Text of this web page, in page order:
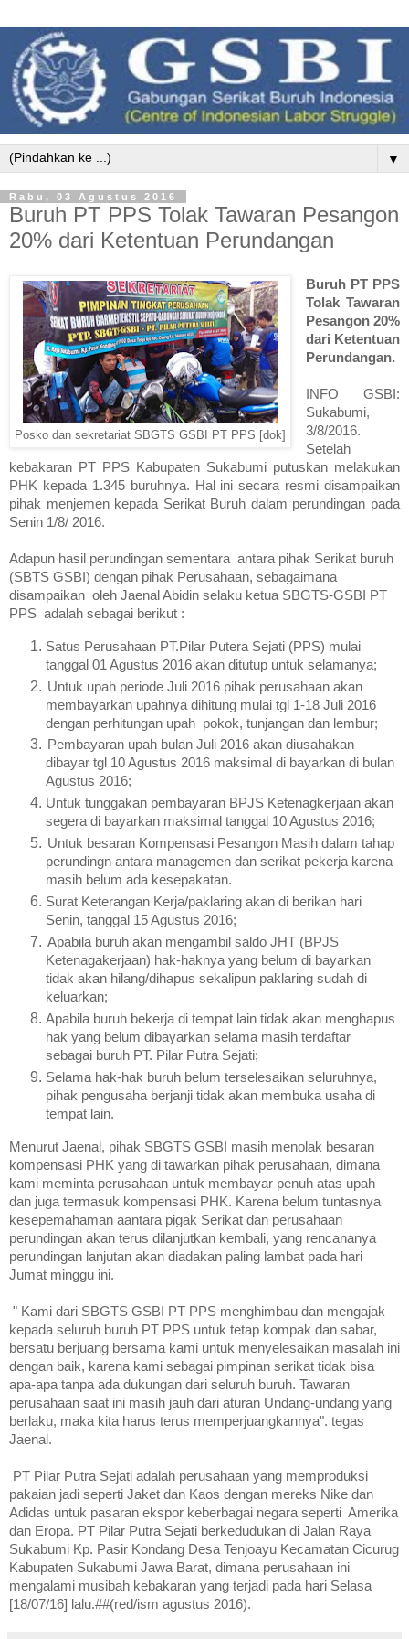
▼
Rabu, 03 Agustus 2016
Buruh PT PPS Tolak Tawaran Pesangon
20% dari Ketentuan Perundangan
Posko dan sekretariat SBGTS GSBI PT PPS [dok]
Buruh PT PPS
Tolak Tawaran
Pesangon 20%
dari Ketentuan
Perundangan.
INFO GSBI:
Sukabumi,
3/8/201 6.
Setelah
kebakaran PT PPS Kabupaten Sukabumi putuskan melakukan
PHK kepada 1.345 buruhnya. Hal ini secara resmi disampaikan
pihak menjemen kepada Serikat Buruh dalam perundingan pada
Senin 1/8/ 2016.
Adapun hasil perundingan sementara antara pihak Serikat buruh
(SBTS GSBI) dengan pihak Perusahaan, sebagaimana
disampaikan oleh Jaenal Abidin selaku ketua SBGTS-GSBI PT
PPS adalah sebagai berikut :
Satus Perusahaan PT.Pilar Putera Sejati (PPS) mulai
tanggal 01 Agustus 2016 akan ditutup untuk selamanya;
Untuk upah periode Juli 2016 pihak perusahaan akan
membayarkan upahnya dihitung mulai tgl 1-18 Juli 2016
dengan perhitungan upah pokok, tunjangan dan lembur;
Pembayaran upah bulan Juli 2016 akan diusahakan
dibayar tgl 10 Agustus 2016 maksimal di bayarkan di bulan
Agustus 2016;
Untuk tunggakan pembayaran BPJS Ketenagkerjaan akan
segera di bayarkan maksimal tanggal 10 Agustus 2016;
Untuk besaran Kompensasi Pesangon Masih dalam tahap
perundingn antara managemen dan serikat pekerja karena
masih belum ada kesepakatan.
Surat Keterangan Kerja/paklaring akan di berikan hari
Senin, tanggal 15 Agustus 2016;
Apabila buruh akan mengambil saldo JHT (BPJS
Ketenagakerjaan) hak-haknya yang belum di bayarkan
tidak akan hilang/dihapus sekalipun paklaring sudah di
keluarkan;
Apabila buruh bekerja di tempat lain tidak akan menghapus
hak yang belum dibayarkan selama masih terdaftar
sebagai buruh PT. Pilar Putra Sejati;
Selama hak-hak buruh belum terselesaikan seluruhnya,
pihak pengusaha berjanji tidak akan membuka usaha di
tempat lain.
Menurut Jaenal, pihak SBGTS GSBI masih menolak besaran
kompensasi PHK yang di tawarkan pihak perusahaan, dimana
kami meminta perusahaan untuk membayar penuh atas upah
dan juga termasuk kompensasi PHK. Karena belum tuntasnya
kesepemahaman aantara pigak Serikat dan perusahaan
perundingan akan terus dilanjutkan kembali, yang rencananya
perundingan lanjutan akan diadakan paling lambat pada hari
Jumat minggu ini.
" Kami dari SBGTS GSBI PT PPS menghimbau dan mengajak
kepada seluruh buruh PT PPS untuk tetap kompak dan sabar,
bersatu berjuang bersama kami untuk menyelesaikan masalah ini
dengan baik, karena kami sebagai pimpinan serikat tidak bisa
apa-apa tanpa ada dukungan dari seluruh buruh. Tawaran
perusahaan saat ini masih jauh dari aturan Undang-undang yang
berlaku, maka kita harus terus memperjuangkannya". tegas
Jaenal.
PT Pilar Putra Sejati adalah perusahaan yang memproduksi
pakaian jadi seperti Jaket dan Kaos dengan mereks Nike dan
Adidas untuk pasaran ekspor keberbagai negara seperti Amerika
dan Eropa. PT Pilar Putra Sejati berkedudukan di Jalan Raya
Sukabumi Kp. Pasir Kondang Desa Tenjoayu Kecamatan Cicurug
Kabupaten Sukabumi Jawa Barat, dimana perusahaan ini
mengalami musibah kebakaran yang terjadi pada hari Selasa
[18/07/16] lalu.##(red/ism agustus 2016).